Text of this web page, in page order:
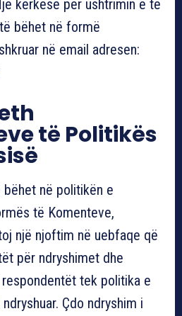
kërkesë për ushtrimin e të
bëhet në formë
në email adresen:
të Politikës
bëhet në politikën e
të Komenteve,
një njoftim në uebfaqe që
për ndryshimet dhe
tek politika e
Çdo ndryshim i